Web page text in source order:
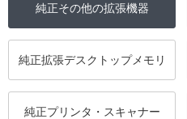
純正その他の拡張機器
純正拡張デスクトップメモリ
純正プリンタ・スキャナー